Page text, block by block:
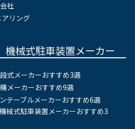
社
リング
機械式駐車装置メーカー
式メーカーおすすめ3選
メーカーおすすめ9選
テーブルメーカーおすすめ6選
械式駐車装置メーカーおすすめ3